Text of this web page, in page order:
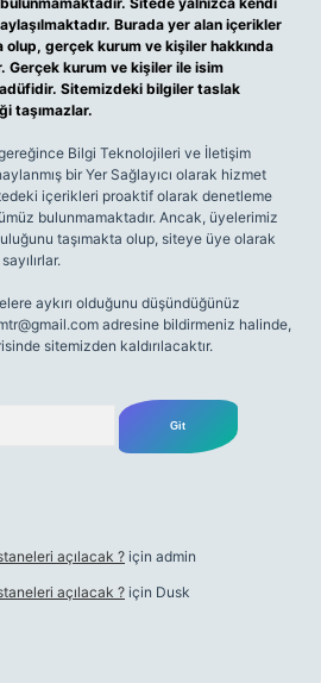
Burada yer alan içerikler
gerçek kurum ve kişiler hakkında
Gerçek kurum ve kişiler ile isim
Sitemizdeki bilgiler taslak
taşımazlar.
Bilgi Teknolojileri ve İletişim
bir Yer Sağlayıcı olarak hizmet
içerikleri proaktif olarak denetleme
bulunmamaktadır. Ancak, üyelerimiz
taşımakta olup, siteye üye olarak
aykırı olduğunu düşündüğünüz
adresine bildirmeniz halinde,
sitemizden kaldırılacaktır.
açılacak ? için admin
açılacak ? için Dusk